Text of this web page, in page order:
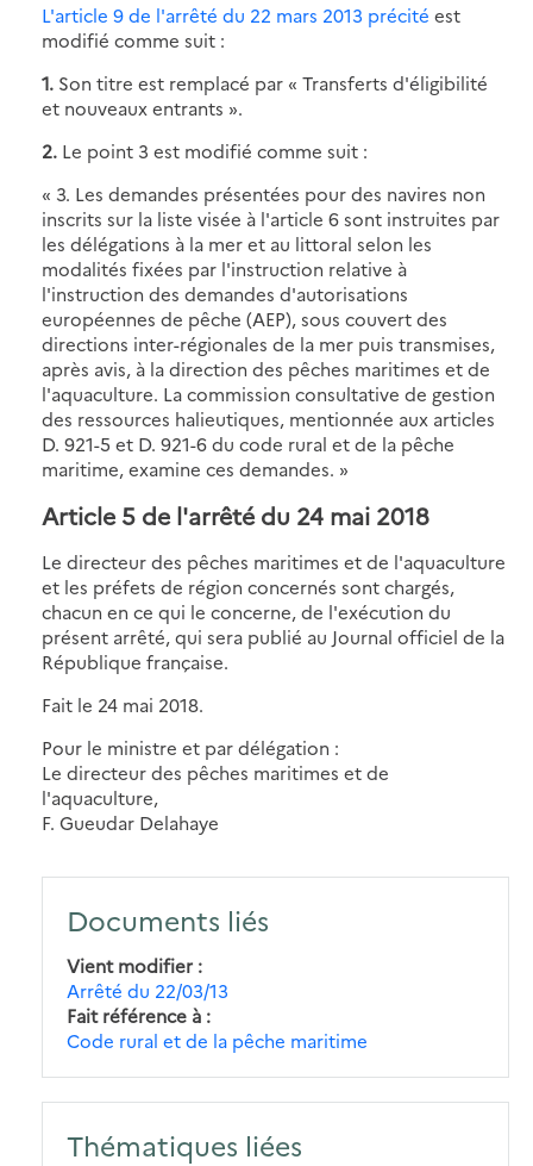
L'article 9 de l'arrêté du 22 mars 2013 précité est
modifié comme suit :
1. Son titre est remplacé par « Transferts d'éligibilité
et nouveaux entrants ».
2. Le point 3 est modifié comme suit :
« 3. Les demandes présentées pour des navires non
inscrits sur la liste visée à l'article 6 sont instruites par
les délégations à la mer et au littoral selon les
modalités fixées par l'instruction relative à
l'instruction des demandes d'autorisations
européennes de pêche (AEP), sous couvert des
directions inter-régionales de la mer puis transmises,
après avis, à la direction des pêches maritimes et de
l'aquaculture. La commission consultative de gestion
des ressources halieutiques, mentionnée aux articles
D. 921-5 et D. 921-6 du code rural et de la pêche
maritime, examine ces demandes. »
Article 5 de l'arrêté du 24 mai 2018
Le directeur des pêches maritimes et de l'aquaculture
et les préfets de région concernés sont chargés,
chacun en ce qui le concerne, de l'exécution du
présent arrêté, qui sera publié au Journal officiel de la
République française.
Fait le 24 mai 2018.
Pour le ministre et par délégation :
Le directeur des pêches maritimes et de
l'aquaculture,
F. Gueudar Delahaye
Documents liés
Vient modifier
Arrêté du 22/03/13
Fait référence à
Code rural et de la pêche maritime
Thématiques liées